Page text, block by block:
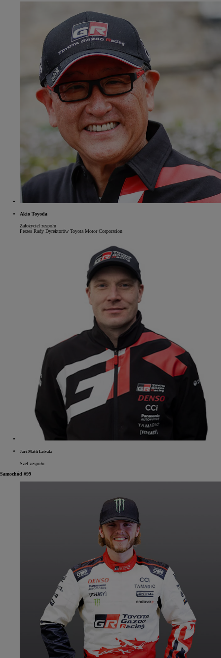
Akio Toyoda
Założyciel zespołu
Prezes Rady Dyrektorów Toyota Motor Corporation
Jari-Matti Latvala
Szef zespołu
Samochód #99